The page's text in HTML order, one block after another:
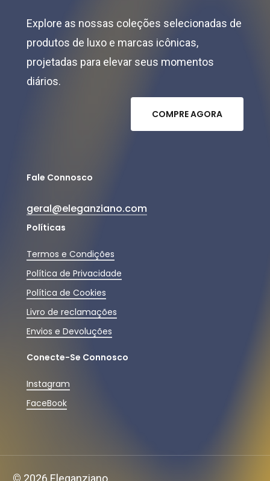
Explore as nossas coleções selecionadas de
produtos de luxo e marcas icônicas,
projetadas para elevar seus momentos
diários.
COMPREAGORA
Fale Connosco
geral@eleganziano.com
Políticas
Termos e Condições
Política de Privacidade
Política de Cookies
Livro de reclamações
Envios e Devoluções
Conecte-Se Connosco
Instagram
FaceBook